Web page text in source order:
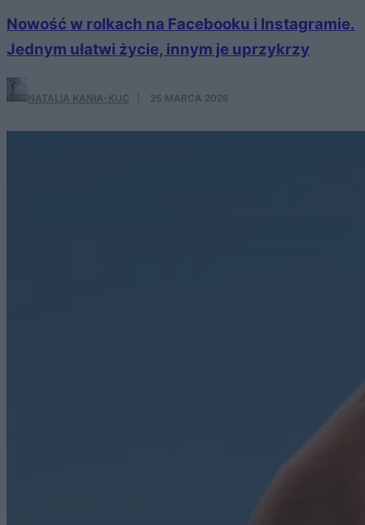
Nowość w rolkach na Facebooku i Instagramie.
Jednym ułatwi życie, innym je uprzykrzy
NATALIA KANIA-KUC 25 MARCA 2026